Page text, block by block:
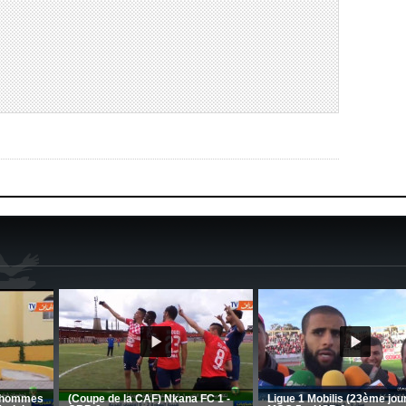
CSC: La préparation des hommes
MCA: Kaci-Saïd évoque le large
succès du Mouloudia face au FC